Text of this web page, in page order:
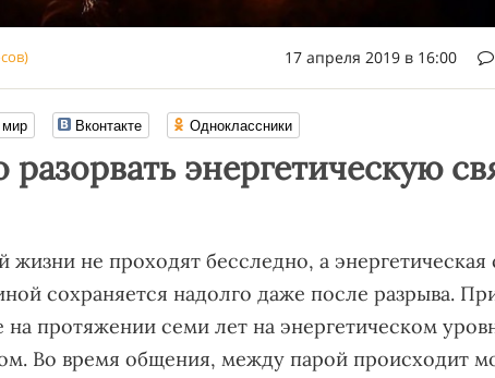
17 апреля 2019 в 16:00
Вконтакте Одноклассники
энергетическую
не проходят бесследно, а энергетическая
сохраняется надолго даже после разрыва.
протяжении семи лет на энергетическом
Во время общения, между парой происходит